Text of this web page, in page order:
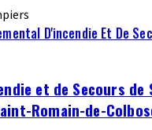
D'incendie Et De
et de Secours de
Romain-de-